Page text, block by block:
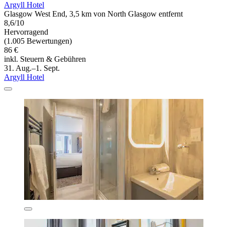
Argyll Hotel
Glasgow West End, 3,5 km von North Glasgow entfernt
8,6/10
Hervorragend
(1.005 Bewertungen)
86 €
inkl. Steuern & Gebühren
31. Aug.–1. Sept.
Argyll Hotel